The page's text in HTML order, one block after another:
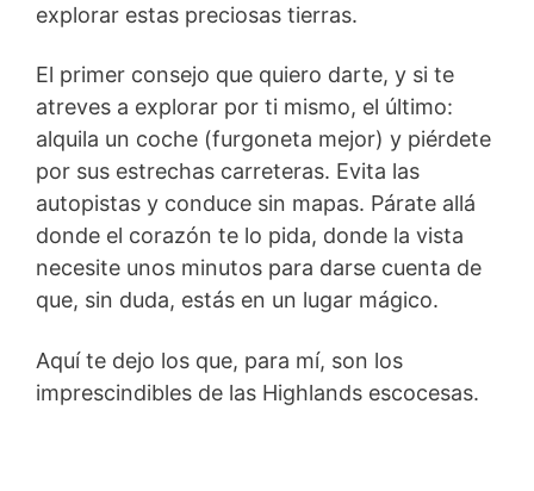
explorar estas preciosas tierras.
El primer consejo que quiero darte, y si te
atreves a explorar por ti mismo, el último:
alquila un coche (furgoneta mejor) y piérdete
por sus estrechas carreteras. Evita las
autopistas y conduce sin mapas. Párate allá
donde el corazón te lo pida, donde la vista
necesite unos minutos para darse cuenta de
que, sin duda, estás en un lugar mágico.
Aquí te dejo los que, para mí, son los
imprescindibles de las Highlands escocesas.